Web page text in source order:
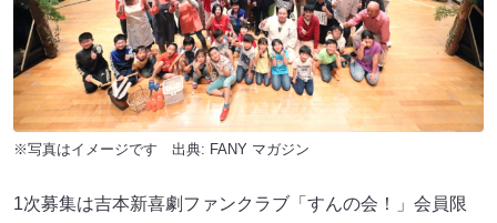
※写真はイメージです 出典: FANY マガジン
1次募集は吉本新喜劇ファンクラブ「すんの会！」会員限